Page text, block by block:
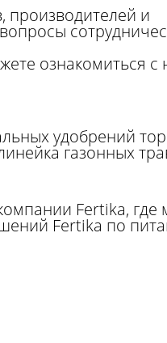
производителей и
ознакомиться с
удобрений
газонных
Fertika,
Fertika по